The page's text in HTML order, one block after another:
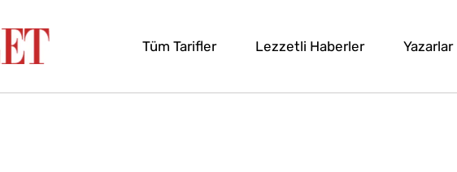
Tüm Tarifler Lezzetli Haberler Yazarlar